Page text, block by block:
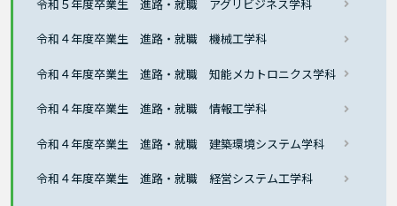
令和５年度卒業生 進路・就職 アグリビジネス学科
令和４年度卒業生 進路・就職 機械工学科
令和４年度卒業生 進路・就職 知能メカトロニクス学科
令和４年度卒業生 進路・就職 情報工学科
令和４年度卒業生 進路・就職 建築環境システム学科
令和４年度卒業生 進路・就職 経営システム工学科